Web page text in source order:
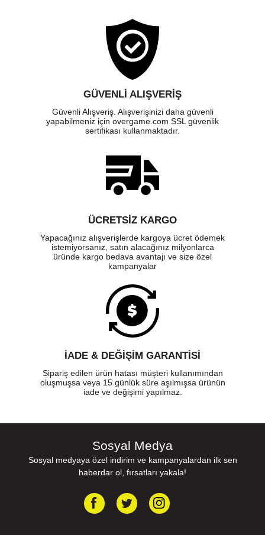
GÜVENLI ALIŞVERIŞ
Güvenli Alışveriş. Alışverişinizi daha güvenli
yapabilmeniz için overgame.com SSL güvenlik
sertifikası kullanmaktadır.
ÜCRETSIZ KARGO
Yapacağınız alışverişlerde kargoya ücret ödemek
istemiyorsanız, satın alacağınız milyonlarca
üründe kargo bedava avantajı ve size özel
kampanyalar
İADE & DEĞİŞİM GARANTİSİ
Sipariş edilen ürün hatası müşteri kullanımından
oluşmuşsa veya 15 günlük süre aşılmışsa ürünün
iade ve değişimi yapılmaz.
Sosyal Medya
Sosyal medyaya özel indirim ve kampanyalardan ilk sen
haberdar ol, fırsatları yakala!